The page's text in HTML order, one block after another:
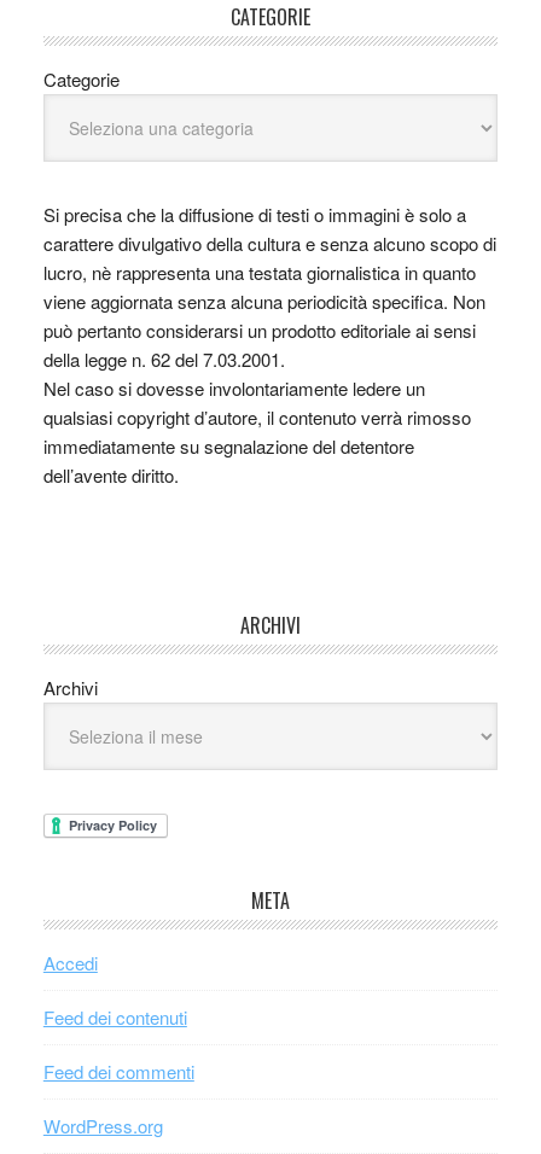
CATEGORIE
Categorie
Si precisa che la diffusione di testi o immagini è solo a
carattere divulgativo della cultura e senza alcuno scopo di
lucro, nè rappresenta una testata giornalistica in quanto
viene aggiornata senza alcuna periodicità specifica. Non
può pertanto considerarsi un prodotto editoriale ai sensi
della legge n. 62 del 7.03.2001.
Nel caso si dovesse involontariamente ledere un
qualsiasi copyright d’autore, il contenuto verrà rimosso
immediatamente su segnalazione del detentore
dell’avente diritto.
ARCHIVI
Archivi
META
Accedi
Feed dei contenuti
Feed dei commenti
WordPress.org